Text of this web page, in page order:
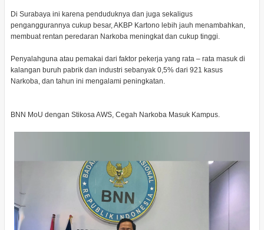
Di Surabaya ini karena penduduknya dan juga sekaligus
penganggurannya cukup besar, AKBP Kartono lebih jauh menambahkan,
membuat rentan peredaran Narkoba meningkat dan cukup tinggi.
Penyalahguna atau pemakai dari faktor pekerja yang rata – rata masuk di
kalangan buruh pabrik dan industri sebanyak 0,5% dari 921 kasus
Narkoba, dan tahun ini mengalami peningkatan.
BNN MoU dengan Stikosa AWS, Cegah Narkoba Masuk Kampus.